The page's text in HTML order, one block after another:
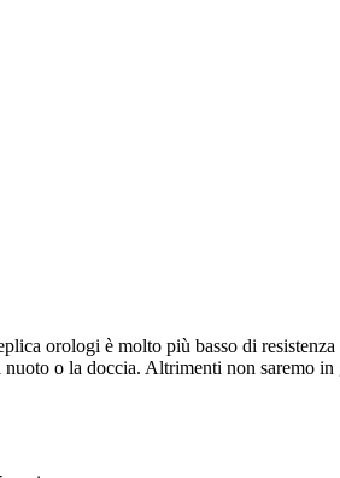
orologi è molto più basso di
o la doccia. Altrimenti non saremo